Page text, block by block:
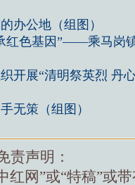
办公地（组图）
红色基因”——乘马岗
开展“清明祭英烈 丹
无策（组图）
责声明：
红网”或“特稿”或